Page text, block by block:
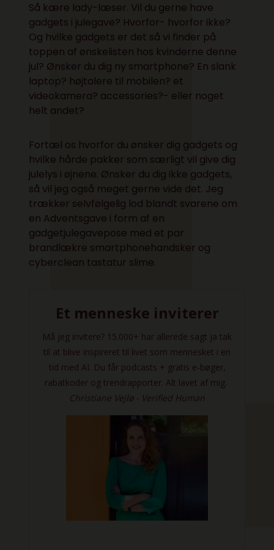
Så kære lady-læser. Vil du gerne have
gadgets i julegave? Hvorfor- hvorfor ikke?
Og hvilke gadgets er det så vi finder på
toppen af ønskelisten hos kvinderne denne
jul? Ønsker du dig ny smartphone? En slank
laptop? højtalere til mobilen? et
videokamera? accessories?- eller noget
helt andet?
Fortæl os hvorfor du ønsker dig gadgets og
hvilke hårde pakker som særligt vil give dig
julelys i øjnene. Ønsker du dig ikke gadgets,
så vil jeg også meget gerne vide det. Jeg
trækker selvfølgelig lod blandt svarene om
en Adventsgave i form af en
gadgetjulegavepose med et par
brandlækre smartphonehandsker og
cyberclean tastatur slime.